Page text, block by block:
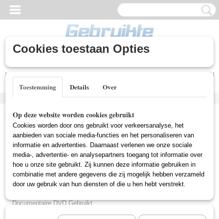
Inloggen
UW WINKELWAGEN
Home >Gebruikte DVD's>Thriller DVD Gebruikt
Gebruikte DVD's
Actie DVD Gebruikt
Box Sets Gebruikt
Documentaire DVD Gebruikt
Drama DVD Gebruikt
Cookies toestaan Opties
Toestemming Details Over
Op deze website worden cookies gebruikt
Cookies worden door ons gebruikt voor verkeersanalyse, het
aanbieden van sociale media-functies en het personaliseren van
informatie en advertenties. Daarnaast verlenen we onze sociale
media-, advertentie- en analysepartners toegang tot informatie over
hoe u onze site gebruikt. Zij kunnen deze informatie gebruiken in
combinatie met andere gegevens die zij mogelijk hebben verzameld
door uw gebruik van hun diensten of die u hen hebt verstrekt.